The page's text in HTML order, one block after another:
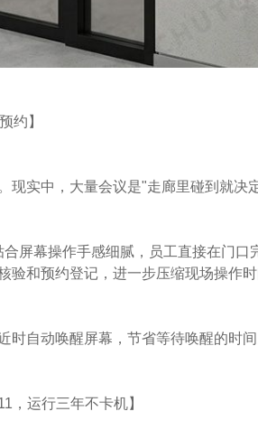
约】
现实中，大量会议是"走廊里碰到就决
屏幕操作手感细腻，员工直接在门
和预约登记，进一步压缩现场操作时
时自动唤醒屏幕，节省等待唤醒的时间
，运行三年不卡机】